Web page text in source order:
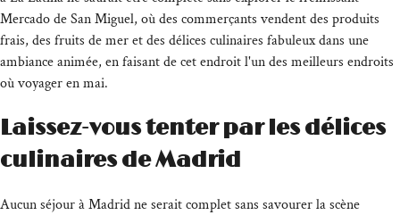
Mercado de San Miguel, où des commerçants vendent des produits
frais, des fruits de mer et des délices culinaires fabuleux dans une
ambiance animée, en faisant de cet endroit l'un des meilleurs endroits
où voyager en mai.
Laissez-vous tenter par les délices
culinaires de Madrid
Aucun séjour à Madrid ne serait complet sans savourer la scène